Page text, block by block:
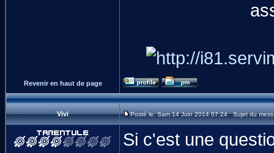
Revenir en haut de page
Vivi Posté le: Sam 14 Juin 2014 07:24 Sujet du
Si c'est une